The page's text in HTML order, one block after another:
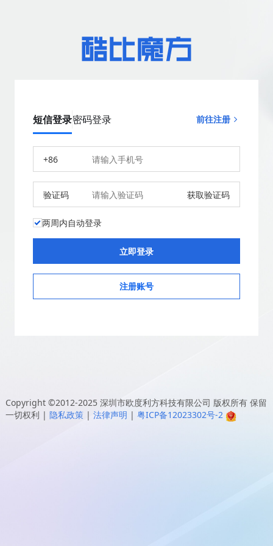
短信登录密码登录 前往注册
+86
验证码 获取验证码
两周内自动登录
注册账号
Copyright ©2012-2025 深圳市欧度利方科技有限公司 版权所有 保留
一切权利 | 隐私政策 | 法律声明 | 粤ICP备12023302号-2